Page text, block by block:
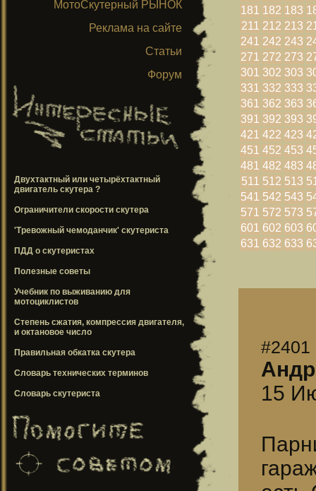
МотоСкутерный РЫНОК
Реклама на сайте
Статьи
Форум
Двухтактный или четырёхтактный
двигатель скутера ?
Ограничители скорости скутера
'Тревожный чемоданчик' скутериста
ПДД о скутеристах
Полезные советы
Учебник по выживанию для
мотоциклистов
Степень сжатия, компрессия двигателя,
и октановое число
Правильная обкатка скутера
Словарь технических терминов
Словарь скутериста
181 182 183
211 212 213
241 242 243
271 272 273
301 302 303
331 332 333
361 362 363
391 392 393
421 422 423
451 452 453
481 482 483
511 512 513
541 542 543
571 572 573
601 602 603
631 632 633
#2401
15